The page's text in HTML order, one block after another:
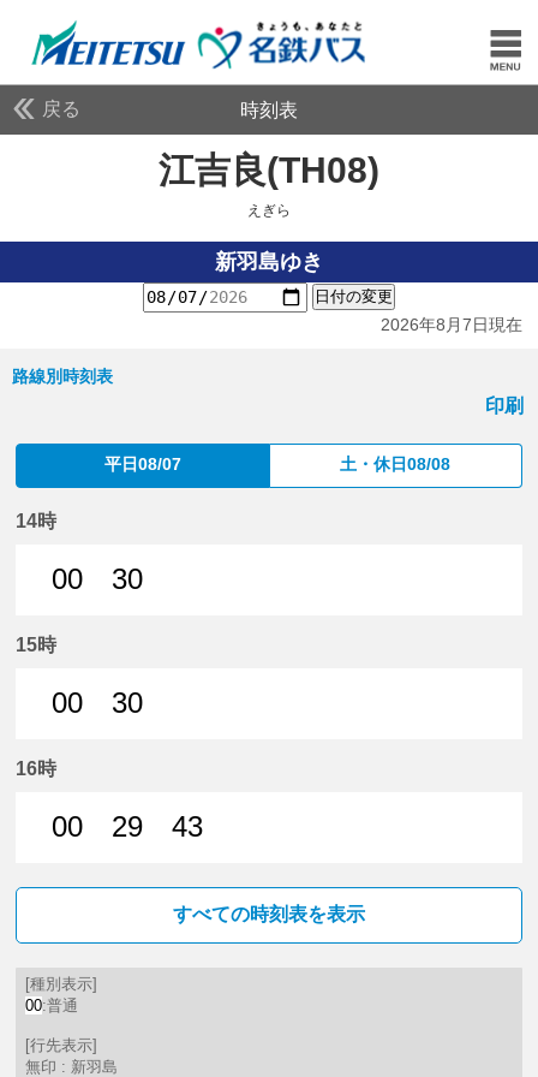
戻る 時刻表
江吉良(TH08)
えぎら
新羽島ゆき
日付の変更
2026年8月7日現在
路線別時刻表
印刷
平日08/07 土・休日08/08
14時
00
30
15時
00
30
16時
00
29
43
すべての時刻表を表示
[種別表示]
00:普通
[行先表示]
無印 : 新羽島